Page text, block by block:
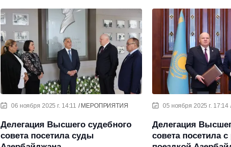
06 ноября 2025 г. 14:11 МЕРОПРИЯТИЯ
Делегация Высшего судебного
совета посетила суды
05 ноября 2025 г. 17:14
Делегация
совета посетила